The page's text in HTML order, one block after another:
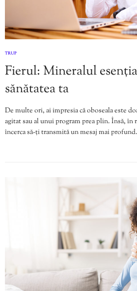
TRUP
Fierul: Mineralul
sănătatea ta
De multe ori, ai impresia că oboseala este
agitat sau al unui program prea plin. Însă, în
încerca să-ți transmită un mesaj mai profund.